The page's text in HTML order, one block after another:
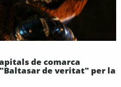
de comarca
de veritat" per la